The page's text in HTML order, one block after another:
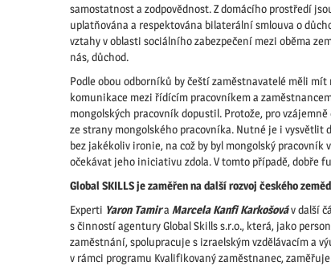
samostatnost a zodpovědnost. Z domácího prostředí
uplatňována a respektována bilaterální smlouva o
vztahy v oblasti sociálního zabezpečení mezi oběma
nás, důchod.
Podle obou odborníků by čeští zaměstnavatelé měli
komunikace mezi řídícím pracovníkem a
mongolských pracovník dopustil. Protože, pro
ze strany mongolského pracovníka. Nutné je i
bez jakékoliv ironie, na což by byl mongolský
očekávat jeho iniciativu zdola. V tomto případě, dobře
Global SKILLS je zaměřen na další rozvoj českého
Experti Yaron Tamira Marcela Kanfi Karkošováv další
s činností agentury Global Skills s.r.o., která, jako
zaměstnání, spolupracuje s izraelským vzdělávacím a
v rámci programu Kvalifikovaný zaměstnanec,